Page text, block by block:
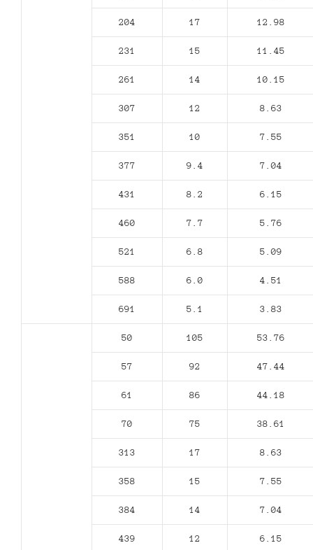
204 17 12.98
231 15 11.45
261 14 10.15
307 12 8.63
351 10 7.55
377 9.4 7.04
431 8.2 6.15
460 7.7 5.76
521 6.8 5.09
588 6.0 4.51
691 5.1 3.83
50 105 53.76
57 92 47.44
61 86 44.18
70 75 38.61
313 17 8.63
358 15 7.55
384 14 7.04
439 12 6.15